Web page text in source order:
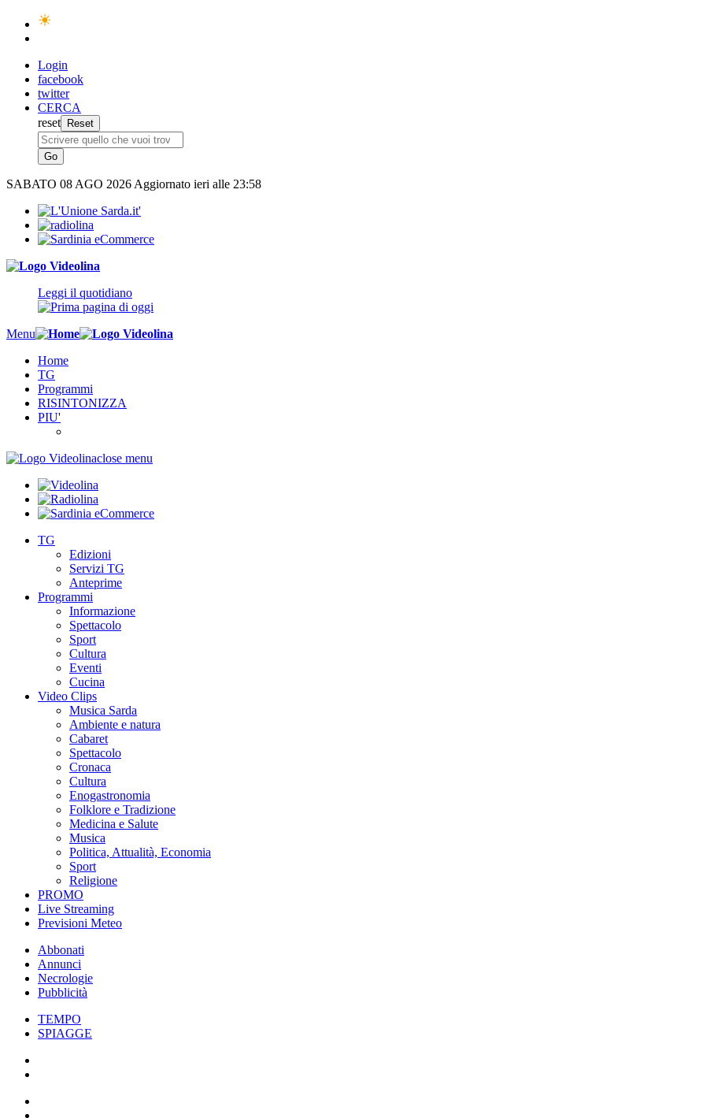
Login
facebook
twitter
CERCA
reset
SABATO 08 AGO 2026 Aggiornato ieri alle 23:58
Leggi il quotidiano
Menu
Home
TG
Programmi
RISINTONIZZA
PIU'
close menu
TG
Edizioni
Servizi TG
Anteprime
Programmi
Informazione
Spettacolo
Sport
Cultura
Eventi
Cucina
Video Clips
Musica Sarda
Ambiente e natura
Cabaret
Spettacolo
Cronaca
Cultura
Enogastronomia
Folklore e Tradizione
Medicina e Salute
Musica
Politica, Attualità, Economia
Sport
Religione
PROMO
Live Streaming
Previsioni Meteo
Abbonati
Annunci
Necrologie
Pubblicità
TEMPO
SPIAGGE